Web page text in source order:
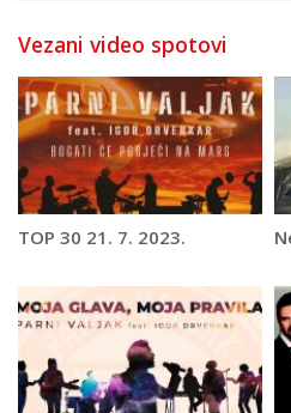
Vezani video spotovi
TOP 30 21. 7. 2023.